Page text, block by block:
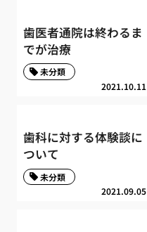
歯医者通院は終わるま
でが治療
2021.10.11
未分類
歯科に対する体験談に
ついて
2021.09.05
未分類